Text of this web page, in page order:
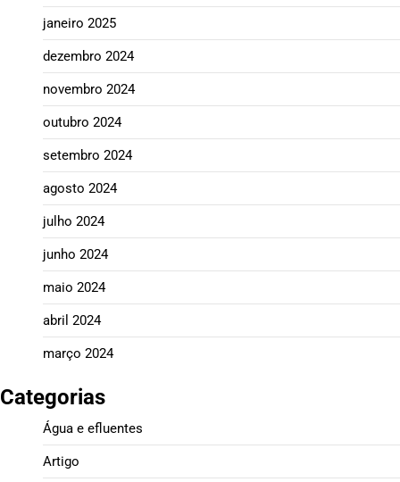
janeiro 2025
dezembro 2024
novembro 2024
outubro 2024
setembro 2024
agosto 2024
julho 2024
junho 2024
maio 2024
abril 2024
março 2024
Categorias
Água e efluentes
Artigo